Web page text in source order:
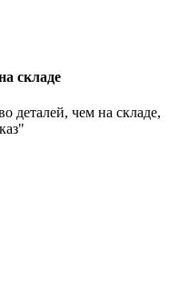
складе
деталей, чем на складе,